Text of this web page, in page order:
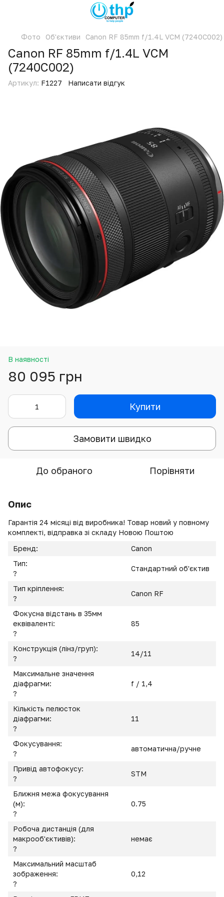
Фото Об'єктиви Canon RF 85mm f/1.4L VCM (7240C002)
Canon RF 85mm f/1.4L VCM
(7240C002)
Артикул: F1227 Написати відгук
В наявності
80 095 грн
Купити
Замовити швидко
До обраного Порівняти
Опис
Гарантія 24 місяці від виробника! Товар новий у повному
комплекті, відправка зі складу Новою Поштою
Бренд:
Canon
Тип:
?
Стандартний об'єктив
Тип кріплення:
?
Canon RF
Фокусна відстань в 35мм
еквіваленті:
?
85
Конструкція (лінз/груп):
?
14/11
Максимальне значення
діафрагми:
?
f / 1,4
Кількість пелюсток
діафрагми:
?
11
Фокусування:
?
автоматична/ручне
Привід автофокусу:
?
STM
Ближня межа фокусування
(м):
?
0.75
Робоча дистанція (для
макрооб'єктивів):
?
немає
Максимальний масштаб
зображення:
?
0,12